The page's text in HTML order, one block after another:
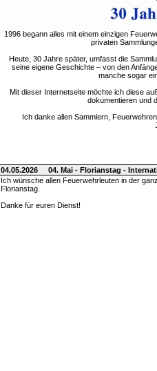
1996 begann alles mit einem einzigen
privaten
Heute, 30 Jahre später, umfasst die
seine eigene Geschichte – von den
manche sogar
Mit dieser Internetseite möchte ich diese
dokumentieren und
Ich danke allen Sammlern,
04.05.2026
04. Mai - Florianstag -
Ich wünsche allen Feuerwehrleuten in der
Florianstag.
Danke für euren Dienst!